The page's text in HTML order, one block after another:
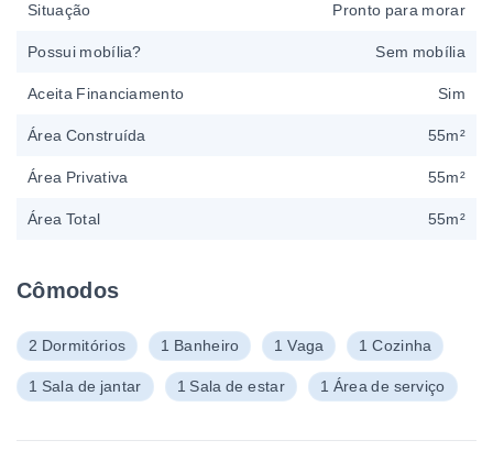
Cômodos
2 Dormitórios 1 Banheiro 1 Vaga 1 Cozinha
1 Sala de jantar 1 Sala de estar 1 Área de serviço
Situação Pronto para morar
Possui mobília? Sem mobília
Aceita Financiamento Sim
Área Construída 55m²
Área Privativa 55m²
Área Total 55m²